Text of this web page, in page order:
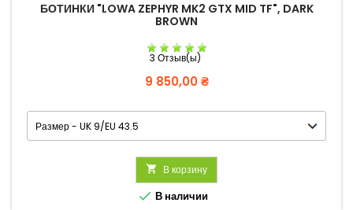
БОТИНКИ "LOWA ZEPHYR MK2 GTX MID TF", DARK
BROWN
3 Отзыв(ы)
Цена
9 850,00 ₴
 В корзину
 В наличии